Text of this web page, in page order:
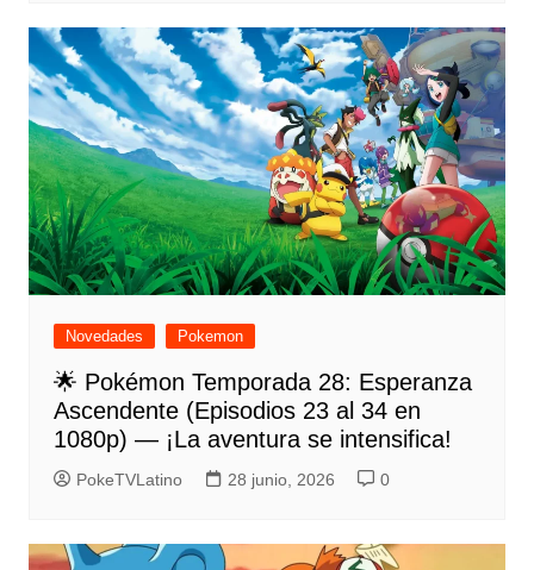
Novedades Pokemon
🌟 Pokémon Temporada 28: Esperanza
Ascendente (Episodios 23 al 34 en
1080p) — ¡La aventura se intensifica!
PokeTVLatino 28 junio, 2026 0